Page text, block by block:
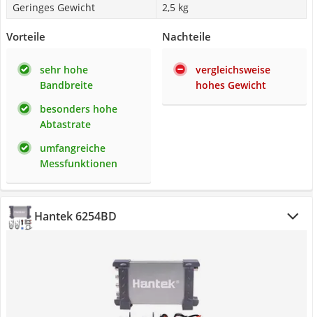
Geringes Gewicht
2,5 kg
Vorteile
sehr hohe
Bandbreite
besonders hohe
Abtastrate
umfangreiche
Messfunktionen
Nachteile
vergleichsweise
hohes Gewicht
Hantek 6254BD